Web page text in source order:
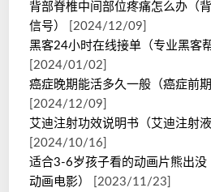
背部脊椎中间部位疼痛怎么办（
信号）
[2024/12/09]
黑客24小时在线接单（专业黑客
[2024/01/02]
癌症晚期能活多久一般（癌症前
[2024/12/09]
艾迪注射功效说明书（艾迪注射
[2024/10/16]
适合3-6岁孩子看的动画片熊出
动画电影）
[2023/11/23]